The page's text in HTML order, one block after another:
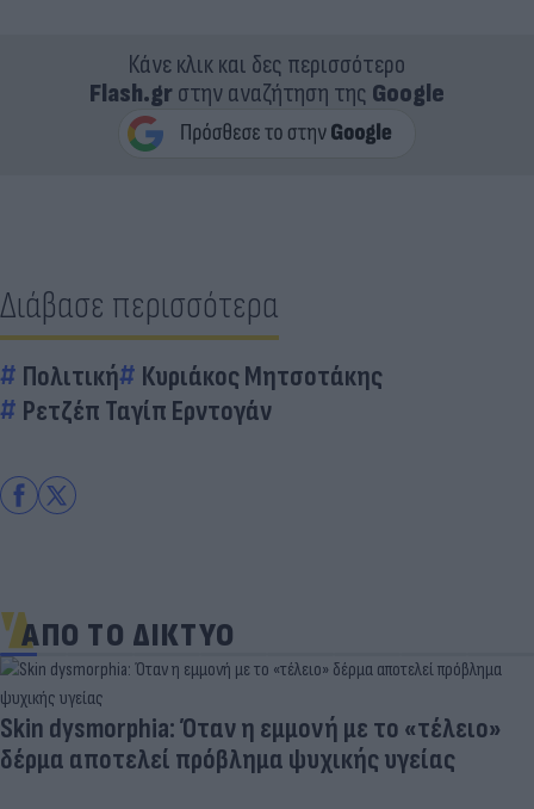
Κάνε κλικ και δες περισσότερο
Flash.grστην αναζήτηση της Google
Διάβασε περισσότερα
Πολιτική
Κυριάκος Μητσοτάκης
Ρετζέπ Ταγίπ Ερντογάν
ΑΠΟ ΤΟ ΔΙΚΤΥΟ